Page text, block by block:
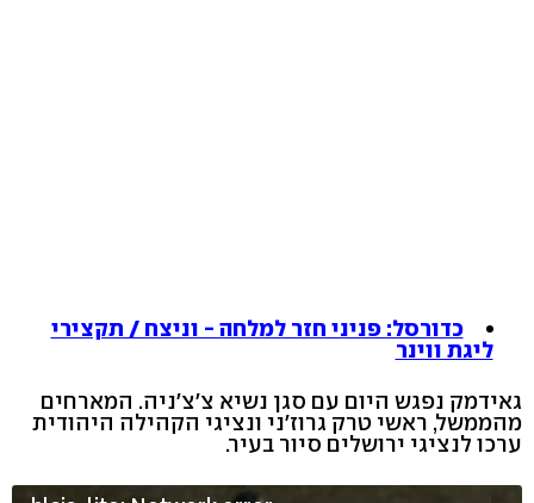
כדורסל: פניני חזר למלחה - וניצח / תקצירי
ליגת ווינר
גאידמק נפגש היום עם סגן נשיא צ'צ'ניה. המארחים
מהממשל, ראשי טרק גרוז'ני ונציגי הקהילה היהודית
ערכו לנציגי ירושלים סיור בעיר.